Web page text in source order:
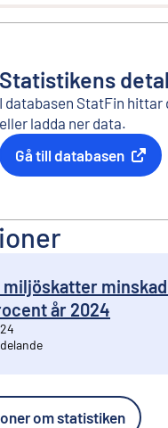
Statistikens
I databasen StatFin hittar
eller ladda ner data.
Gå till databasen
Extern länk
år 2024
om statistiken